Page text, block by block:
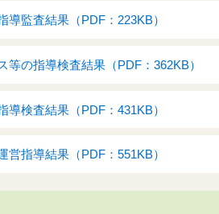
導監査結果（PDF：223KB）
等の指導検査結果（PDF：362KB）
導検査結果（PDF：431KB）
営指導結果（PDF：551KB）